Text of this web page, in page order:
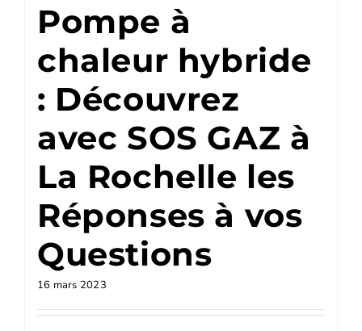
Pompe à
chaleur hybride
: Découvrez
avec SOS GAZ à
La Rochelle les
Réponses à vos
Questions
16 mars 2023